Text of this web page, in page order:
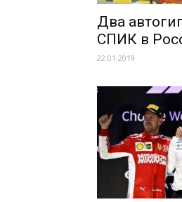
Два
СПИК в
22.01.2019